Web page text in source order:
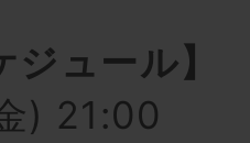
ジュール】
) 21:00